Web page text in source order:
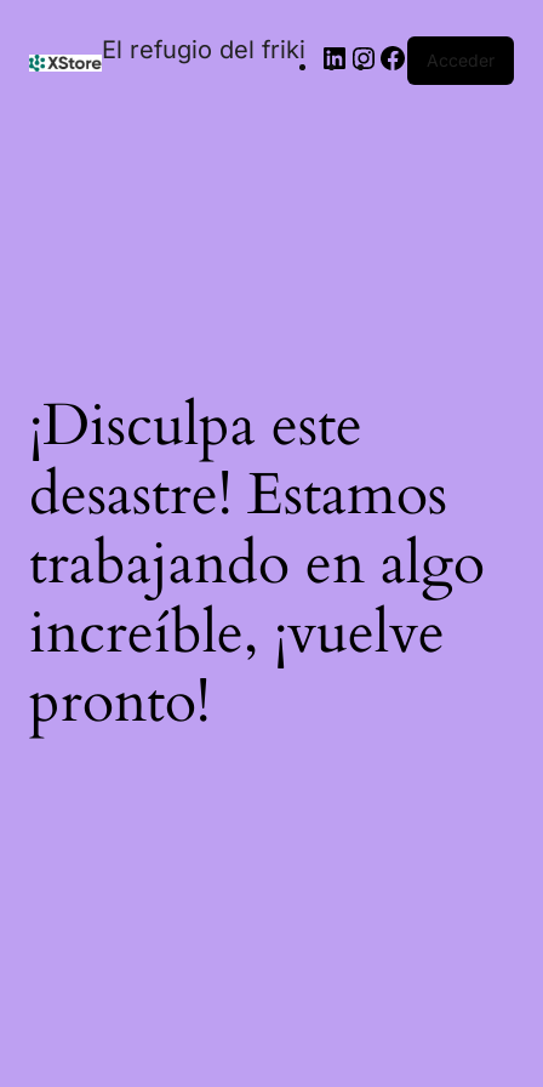
El refugio del friki Acceder
¡Disculpa este
desastre! Estamos
trabajando en algo
increíble, ¡vuelve
pronto!